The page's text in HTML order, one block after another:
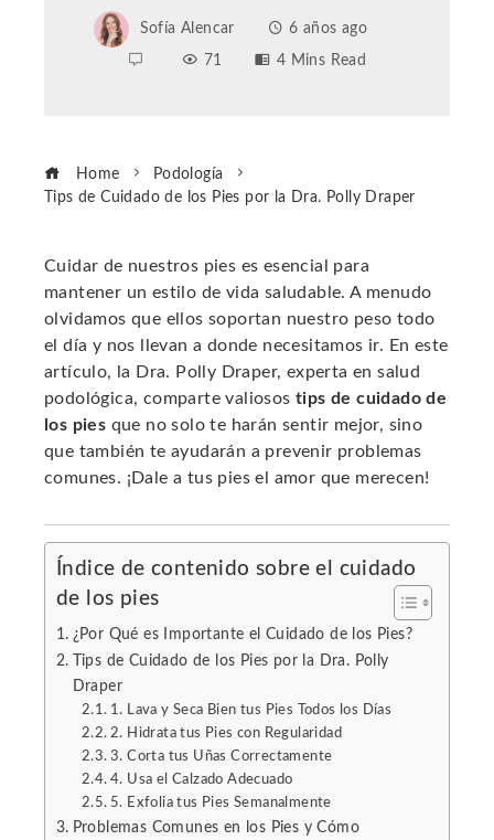
Sofía Alencar
6 años ago
71
4 Mins Read
Home
Podología
Tips de Cuidado de los Pies por la Dra. Polly Draper
Cuidar de nuestros pies es esencial para
mantener un estilo de vida saludable. A menudo
olvidamos que ellos soportan nuestro peso todo
el día y nos llevan a donde necesitamos ir. En este
artículo, la Dra. Polly Draper, experta en salud
podológica, comparte valiosos tips de cuidado de
los pies que no solo te harán sentir mejor, sino
que también te ayudarán a prevenir problemas
comunes. ¡Dale a tus pies el amor que merecen!
Índice de contenido sobre el cuidado
de los pies
¿Por Qué es Importante el Cuidado de los Pies?
Tips de Cuidado de los Pies por la Dra. Polly
Draper
1. Lava y Seca Bien tus Pies Todos los Días
2. Hidrata tus Pies con Regularidad
3. Corta tus Uñas Correctamente
4. Usa el Calzado Adecuado
5. Exfolia tus Pies Semanalmente
Problemas Comunes en los Pies y Cómo